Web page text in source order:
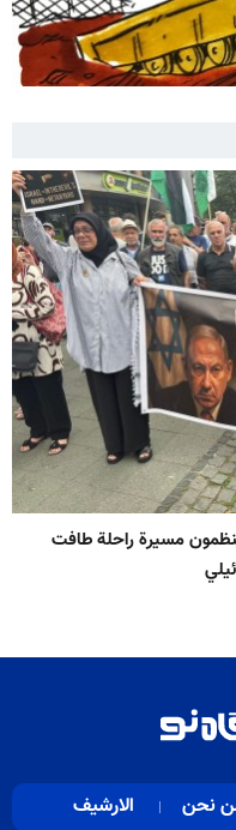
مسيرة راحلة طافت
نحن الارشيف